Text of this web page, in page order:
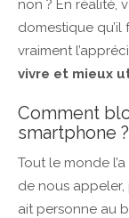
non ? En réalité,
domestique qu’il
vraiment
vivre et mieux
Comment
smartphone ?
Tout le monde
de nous appeler,
ait personne au